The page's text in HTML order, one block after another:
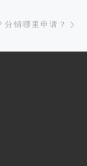
分销哪里申请？